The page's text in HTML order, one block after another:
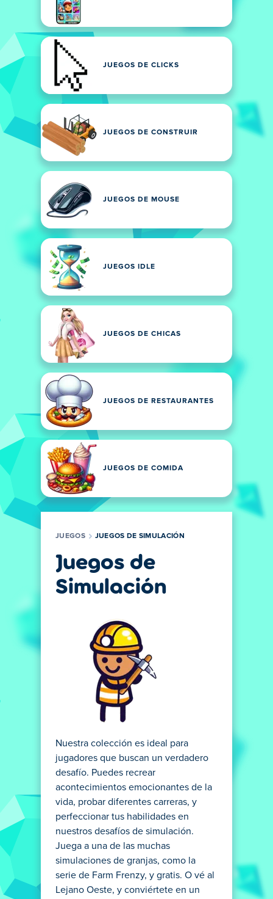
JUEGOS DE CLICKS
JUEGOS DE CONSTRUIR
JUEGOS DE MOUSE
JUEGOS IDLE
JUEGOS DE CHICAS
JUEGOS DE RESTAURANTES
JUEGOS DE COMIDA
JUEGOS JUEGOS DE SIMULACIÓN
Juegos de
Simulación
Nuestra colección es ideal para
jugadores que buscan un verdadero
desafío. Puedes recrear
acontecimientos emocionantes de la
vida, probar diferentes carreras, y
perfeccionar tus habilidades en
nuestros desafíos de simulación.
Juega a una de las muchas
simulaciones de granjas, como la
serie de Farm Frenzy, y gratis. O vé al
Lejano Oeste, y conviértete en un